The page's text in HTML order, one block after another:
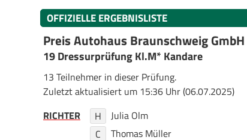
OFFIZIELLE ERGEBNISLISTE
Preis Autohaus Braunschweig GmbH
19 Dressurprüfung Kl.M* Kandare
13 Teilnehmer in dieser Prüfung.
Zuletzt aktualisiert um 15:36 Uhr (06.07.2025)
RICHTER
H
Julia Olm
C
Thomas Müller